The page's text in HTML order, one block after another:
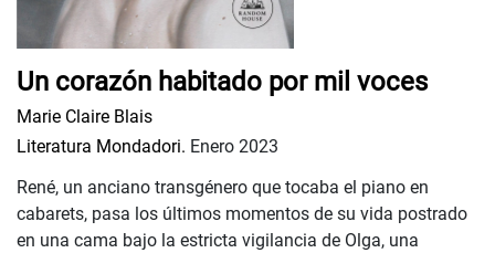
Un corazón habitado por mil voces
Marie Claire Blais
Literatura Mondadori. Enero 2023
René, un anciano transgénero que tocaba el piano en
cabarets, pasa los últimos momentos de su vida postrado
en una cama bajo la estricta vigilancia de Olga, una